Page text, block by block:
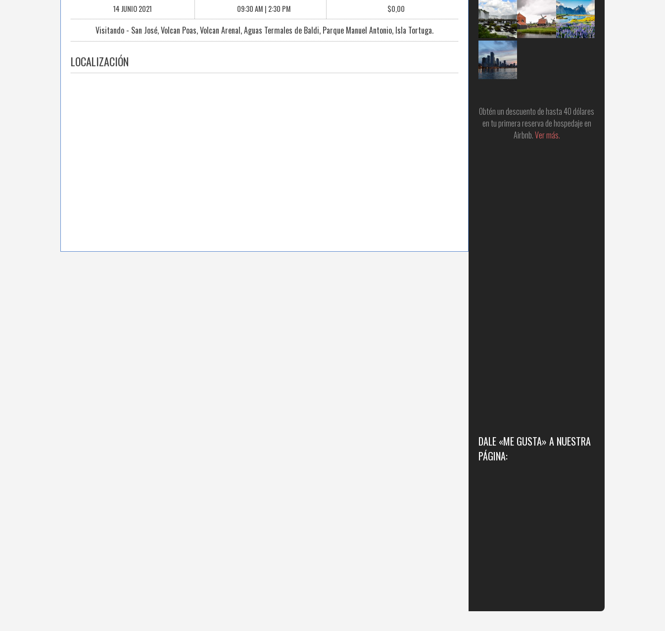
14 JUNIO 2021 09:30 AM | 2:30 PM $0,00
Visitando - San José, Volcan Poas, Volcan Arenal, Aguas Termales de Baldi, Parque Manuel Antonio, Isla Tortuga.
LOCALIZACIÓN
Obtén un descuento de hasta 40 dólares
en tu primera reserva de hospedaje en
Airbnb.Ver más.
DALE «ME GUSTA» A NUESTRA
PÁGINA: